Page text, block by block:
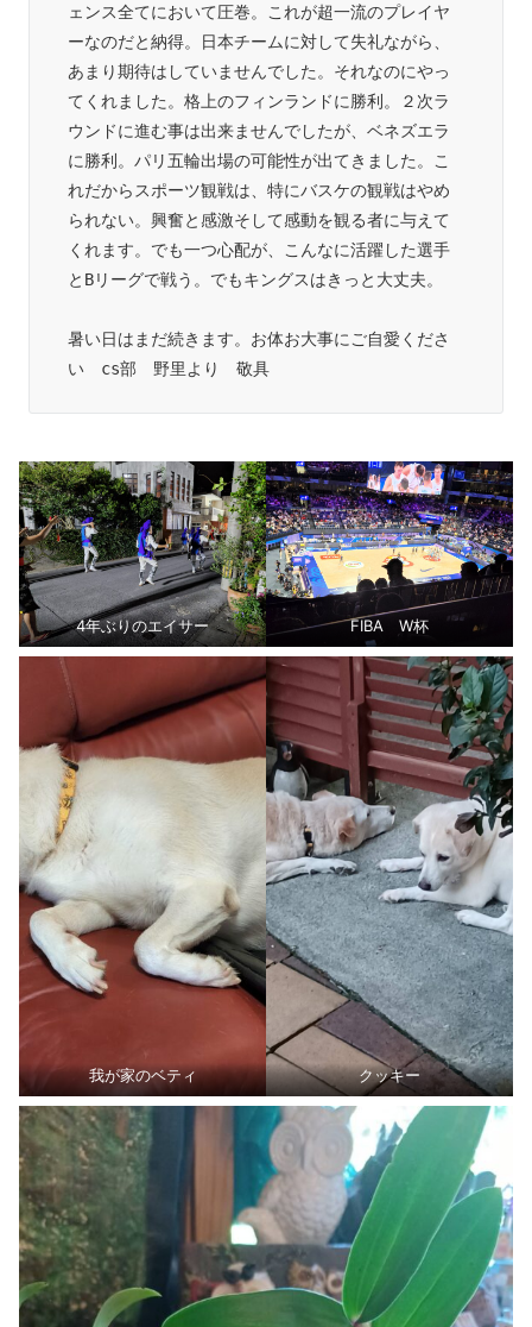
ェンス全てにおいて圧巻。これが超一流のプレイヤ
ーなのだと納得。日本チームに対して失礼ながら、
あまり期待はしていませんでした。それなのにやっ
てくれました。格上のフィンランドに勝利。２次ラ
ウンドに進む事は出来ませんでしたが、ベネズエラ
に勝利。パリ五輪出場の可能性が出てきました。こ
れだからスポーツ観戦は、特にバスケの観戦はやめ
られない。興奮と感激そして感動を観る者に与えて
くれます。でも一つ心配が、こんなに活躍した選手
とBリーグで戦う。でもキングスはきっと大丈夫。
暑い日はまだ続きます。お体お大事にご自愛くださ
4年ぶりのエイサー FIBA W杯
我が家のベティ クッキー